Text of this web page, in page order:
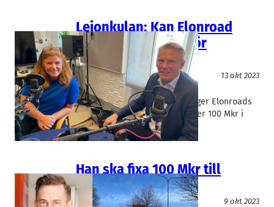
Lejonkulan: Kan Elonroad
etablera standard för
elvägar?
Logistik
13 okt 2023
Elonroad
Karin Ebbinghaus
– Ambition har en prislapp, säger Elonroads
vd Karing Ebbinghuas som söker 100 Mkr i
riskkapital.
Han ska fixa 100 Mkr till
Elonroad
Miljöteknik
9 okt 2023